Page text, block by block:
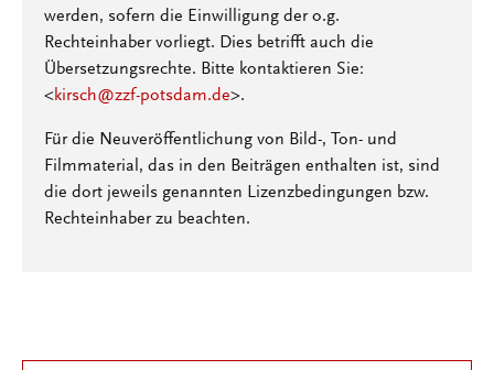
werden, sofern die Einwilligung der o.g.
Rechteinhaber vorliegt. Dies betrifft auch die
Übersetzungsrechte. Bitte kontaktieren Sie:
<kirsch@zzf-potsdam.de>.
Für die Neuveröffentlichung von Bild-, Ton- und
Filmmaterial, das in den Beiträgen enthalten ist, sind
die dort jeweils genannten Lizenzbedingungen bzw.
Rechteinhaber zu beachten.